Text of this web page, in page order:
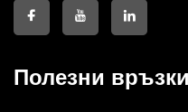
Полезни връзки